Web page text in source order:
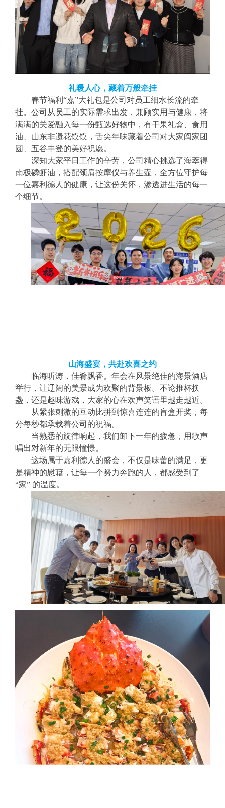
礼暖人心，藏着万般牵挂
春节福利 “嘉”大礼包是公司对员工细水长流的牵
挂。公司 从员工的实际需求出发，兼顾实用与健康，将
满满的关爱融入每一份甄选好物中 ，有干果礼盒、食用
油、山东非遗花馍馍， 舌尖年味藏着公司对大家阖家团
圆、五谷丰登的美好祝愿。
深知大家平日工作的辛劳，公司 精心挑选了海萃得
南极磷虾油 ， 搭配颈肩按摩仪与养生壶，全方位守护每
一位嘉利德人的健康，让这份关怀，渗透进生活的每一
个细节。
山海盛宴，共赴欢喜之约
临海听涛，佳肴飘香。 年会在风景绝佳的海景酒店
举行 ，让辽阔的美景成为欢聚的背景板。 不论推杯换
盏，还是趣味游戏， 大家的心在欢声笑语里越走越近。
从紧张刺激的互动比拼到惊喜连连的盲盒开奖 ， 每
分每秒都承载着公司的祝福。
当熟悉的旋律响起，我们卸下一年的疲惫，用歌声
唱出对新年的无限憧憬。
这场属于嘉利德人的盛会，不仅是味蕾的满足，更
是精神的慰藉，让每一个努力奔跑的人，都感受到了
“家” 的温度。